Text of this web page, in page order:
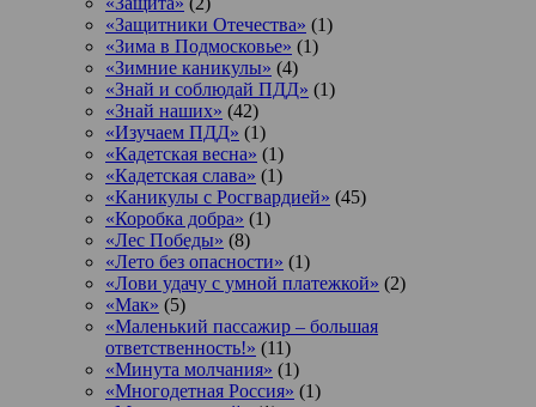
«Защитники Отечества» (1)
«Зима в Подмосковье» (1)
«Зимние каникулы» (4)
«Знай и соблюдай ПДД» (1)
«Знай наших» (42)
«Изучаем ПДД» (1)
«Кадетская весна» (1)
«Кадетская слава» (1)
«Каникулы с Росгвардией» (45)
«Коробка добра» (1)
«Лес Победы» (8)
«Лето без опасности» (1)
«Лови удачу с умной платежкой» (2)
«Мак» (5)
«Маленький пассажир – большая
ответственность!» (11)
«Минута молчания» (1)
«Многодетная Россия» (1)